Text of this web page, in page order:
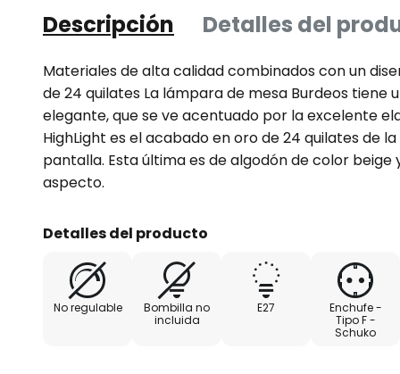
Descripción Detalles del
Materiales de alta calidad combinados con un
de 24 quilates La lámpara de mesa Burdeos tiene
elegante, que se ve acentuado por la excelente
HighLight es el acabado en oro de 24 quilates de
pantalla. Esta última es de algodón de color
aspecto.
Detalles del producto
No regulable
Bombilla no
incluida
E27
Enchufe -
Tipo F -
Schuko